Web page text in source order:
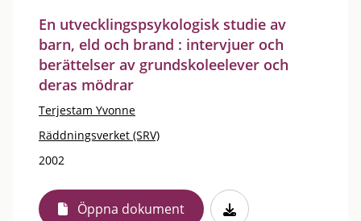
En utvecklingspsykologisk studie av
barn, eld och brand : intervjuer och
berättelser av grundskoleelever och
deras mödrar
Terjestam Yvonne
Räddningsverket (SRV)
2002
Öppna dokument